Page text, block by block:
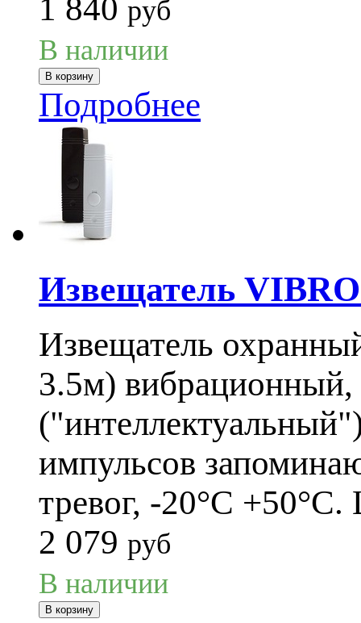
1 840 руб
В наличии
Подробнее
Извещатель
Извещатель
3.5м)
импульсов
тревог, -20°С
2 079 руб
В наличии